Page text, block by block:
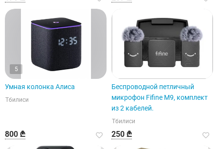
5
Умная колонка Алиса
Тбилиси
800 ₾
Беспроводной петличный
микрофон Fifine M9, комплект
из 2 кабелей.
Тбилиси
250 ₾